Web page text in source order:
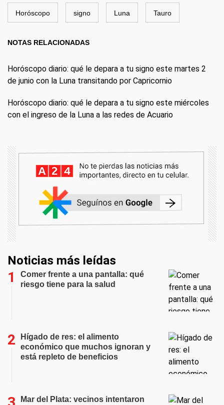
Horóscopo signo Luna Tauro
NOTAS RELACIONADAS
Horóscopo diario: qué le depara a tu signo este martes 2
de junio con la Luna transitando por Capricornio
Horóscopo diario: qué le depara a tu signo este miércoles
con el ingreso de la Luna a las redes de Acuario
Noticias más leídas
Comer frente a una pantalla: qué
riesgo tiene para la salud
Hígado de res: el alimento
económico que muchos ignoran y
está repleto de beneficios
Mar del Plata: vecinos intentaron